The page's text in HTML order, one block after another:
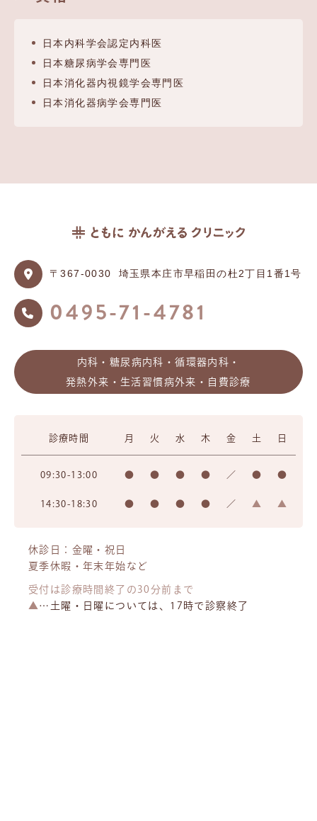
日本内科学会認定内科医
日本糖尿病学会専門医
日本消化器内視鏡学会専門医
日本消化器病学会専門医
〒367-0030 埼玉県本庄市早稲田の杜2丁目1番1号
0495-71-4781
内科・糖尿病内科・循環器内科・
発熱外来・生活習慣病外来・自費診療
診療時間 月 火 水 木 金 土 日
09:30-13:00 ● ● ● ● ／ ● ●
14:30-18:30 ● ● ● ● ／ ▲ ▲
休診日：金曜・祝日
夏季休暇・年末年始など
受付は診療時間終了の30分前まで
▲ …土曜・日曜については、17時で診察終了